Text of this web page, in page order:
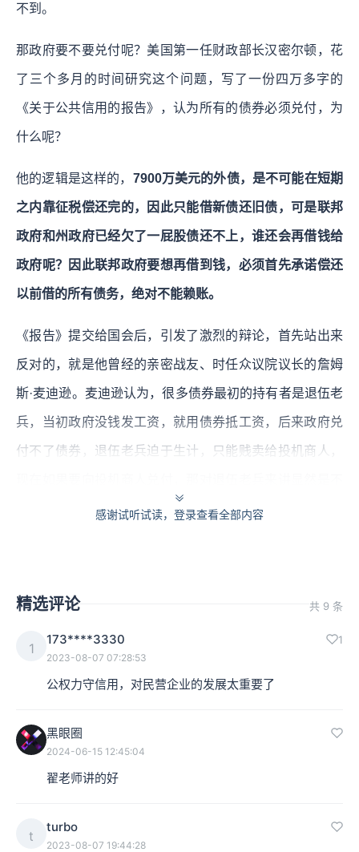
不到。
那政府要不要兑付呢？美国第一任财政部长汉密尔顿，花
了三个多月的时间研究这个问题，写了一份四万多字的
《关于公共信用的报告》，认为所有的债券必须兑付，为
什么呢？
他的逻辑是这样的， 7900万美元的外债，是不可能在短期
之内靠征税偿还完的，因此只能借新债还旧债，可是联邦
政府和州政府已经欠了一屁股债还不上，谁还会再借钱给
政府呢？因此联邦政府要想再借到钱，必须首先承诺偿还
以前借的所有债务，绝对不能赖账。
《报告》提交给国会后，引发了激烈的辩论，首先站出来
反对的，就是他曾经的亲密战友、时任众议院议长的詹姆
斯·麦迪逊。麦迪逊认为，很多债券最初的持有者是退伍老
兵，当初政府没钱发工资，就用债券抵工资，后来政府兑
付不了债券，退伍老兵迫于生计，只能贱卖给投机商人，
初持有者，这听上去似乎更公平。
但汉密尔顿坚决反对，他认为，
次了，很难找到最初的债券持有者，这在技术上是完全无
机商人从退伍老兵那里低价购买债券，解决了退伍老兵的
感谢试听试读，登录查看全部内容
精选评论 共 9 条
1
173****3330 1
2023-08-07 07:28:53
公权力守信用，对民营企业的发展太重要了
黑眼圈
2024-06-15 12:45:04
翟老师讲的好
t
turbo
2023-08-07 19:44:28